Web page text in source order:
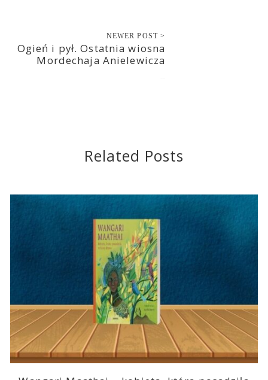
NEWER POST >
Ogień i pył. Ostatnia wiosna
Mordechaja Anielewicza
Related Posts